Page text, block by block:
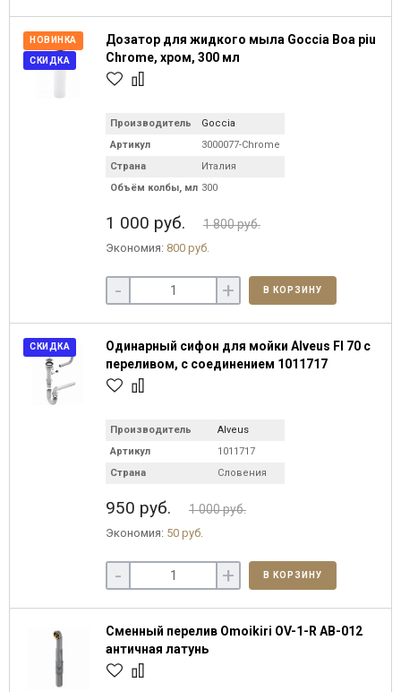
НОВИНКА
СКИДКА
Дозатор для жидкого мыла Goccia Boa piu
Chrome, хром, 300 мл
Производитель
Goccia
Артикул
3000077-Chrome
Страна
Италия
Объём колбы, мл 300
1 000 руб. 1 800 руб.
Экономия: 800 руб.
- + В КОРЗИНУ
СКИДКА
Одинарный сифон для мойки Alveus FI 70 c
переливом, c соединением 1011717
Производитель
Alveus
Артикул
1011717
Страна
Словения
950 руб. 1 000 руб.
Экономия: 50 руб.
- + В КОРЗИНУ
Сменный перелив Omoikiri OV-1-R AB-012
античная латунь